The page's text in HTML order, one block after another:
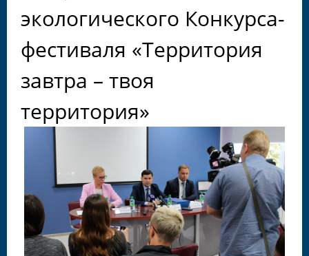
экологического Конкурса-
фестиваля «Территория
завтра – твоя
территория»